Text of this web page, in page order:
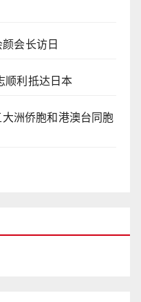
会长访日
顺利抵达日本
洲侨胞和港澳台同胞